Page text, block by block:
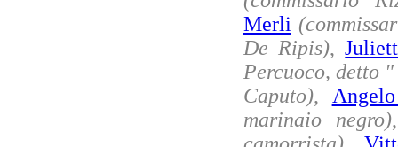
Merli
De Ripis),
Percuoco, detto
Caputo),
marinaio negro)